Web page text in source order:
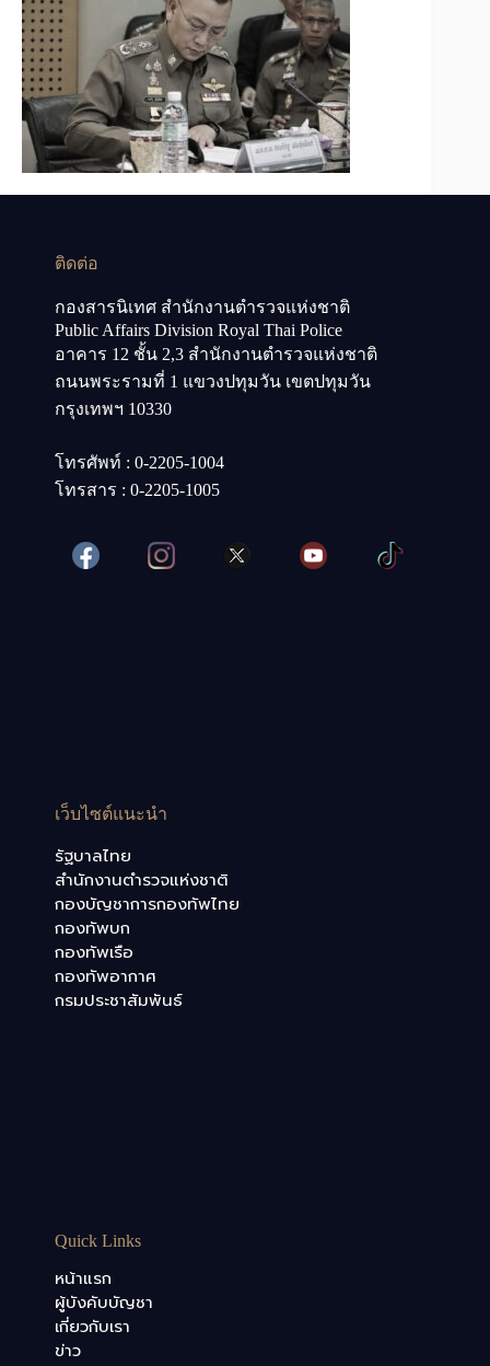
ติดต่อ
กองสารนิเทศ สำนักงานตำรวจแห่งชาติ
Public Affairs Division Royal Thai Police
อาคาร 12 ชั้น 2,3 สำนักงานตำรวจแห่งชาติ
ถนนพระรามที่ 1 แขวงปทุมวัน เขตปทุมวัน
กรุงเทพฯ 10330
โทรศัพท์ : 0-2205-1004
โทรสาร : 0-2205-1005
เว็บไซต์แนะนำ
รัฐบาลไทย
สำนักงานตำรวจแห่งชาติ
กองบัญชาการกองทัพไทย
กองทัพบก
กองทัพเรือ
กองทัพอากาศ
กรมประชาสัมพันธ์
Quick Links
หน้าแรก
ผู้บังคับบัญชา
เกี่ยวกับเรา
ข่าว